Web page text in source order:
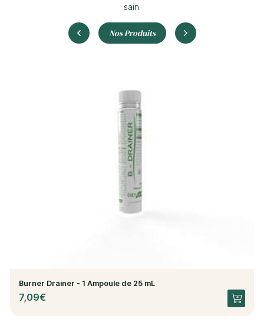
sain.
Nos Produits
Burner Drainer - 1 Ampoule de 25 mL
7,09€